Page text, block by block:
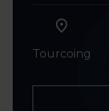
Tourcoing